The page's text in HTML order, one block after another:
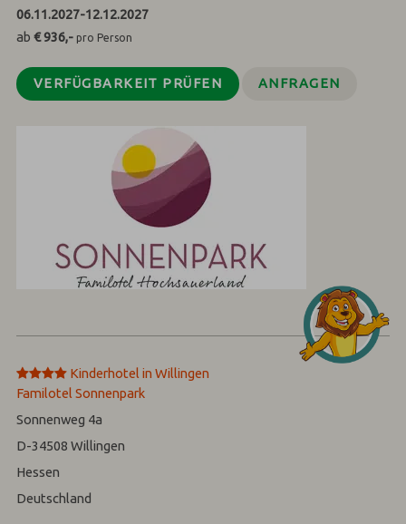
06.11.2027-12.12.2027
ab€ 936,- pro Person
VERFÜGBARKEIT PRÜFEN ANFRAGEN
****
Kinderhotel in Willingen
Familotel Sonnenpark
Sonnenweg 4a
D-34508 Willingen
Hessen
Deutschland